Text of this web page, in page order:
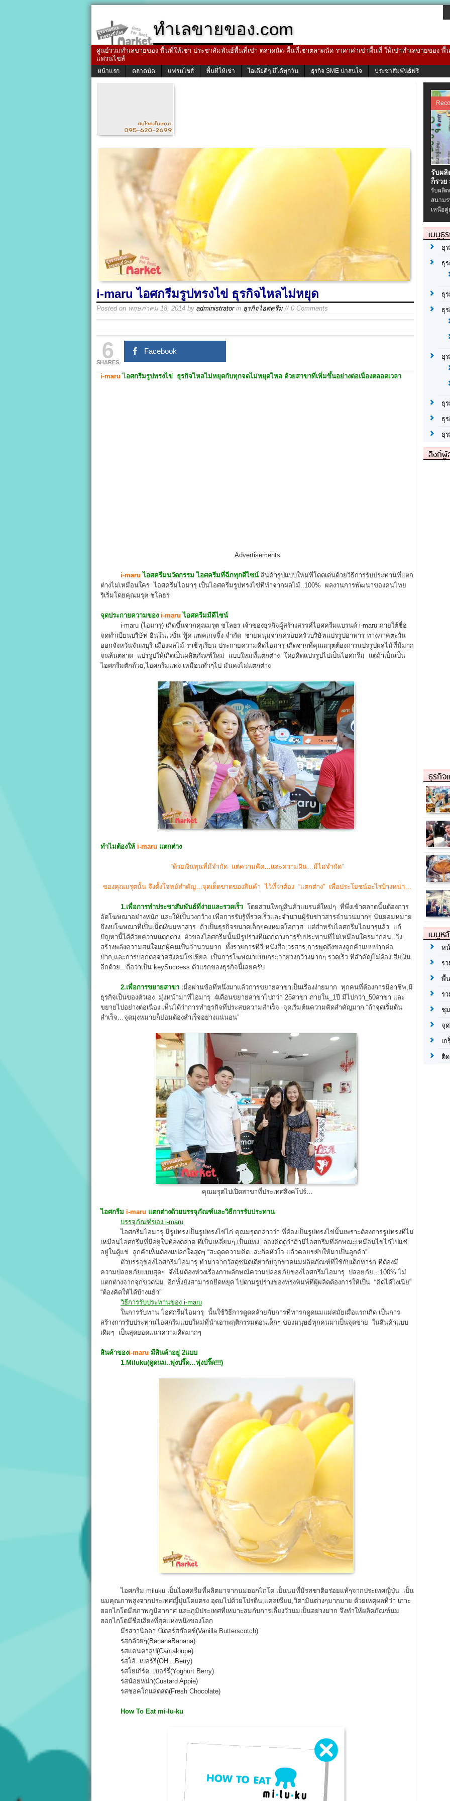
ทำเลขายของ.com
ศูนย์รวมทำเลขายของ พื้นที่ให้เช่า ประชาสัมพันธ์พื้นที่เช่า ตลาดนัด พื้นที่เช่าตลาดนัด ราคาค่าเช่าพื้นที่ ให้เช่าทำเลขายของ
แฟรนไชส์
หน้าแรก ตลาดนัด แฟรนไชส์ พื้นที่ให้เช่า ไอเดียดีๆ มีได้ทุกวัน ธุรกิจ SME น่าสนใจ ประชาสัมพันธ์ฟรี
i-maru ไอศกรีมรูปทรงไข่ ธุรกิจไหลไม่หยุด
Posted on พฤษภาคม 18, 2014 by administratorin ธุรกิจไอศครีม // 0 Comments
6
SHARES
Facebook
i-maru ไอศกรีมรูปทรงไข่ ธุรกิจไหลไม่หยุดกับทุกจดไม่หยุดไหล ด้วยสาขาที่เพิ่มขึ้นอย่างต่อเนื่องตลอดเวลา
Advertisements
i-maru ไอศครีมนวัตกรรม ไอศครีมที่ฉีกทุกดีไซน์ สินค้ารูปแบบใหม่ที่โดดเด่นด้วยวิธีการรับประทานที่แตก
ต่างไม่เหมือนใคร ไอศครีมไอมารุ เป็นไอศครีมรูปทรงไข่ที่ทำจากผลไม้..100% ผลงานการพัฒนาของคนไทย
ริเริ่มโดยคุณมรุต ชโลธร
จุดประกายความของ i-maru ไอศครีมมีดีไซน์
i-maru (ไอมารุ) เกิดขึ้นจากคุณมรุต ชโลธร เจ้าของธุรกิจผู้สร้างสรรค์ไอศครีมแบรนด์ i-maru ภายใต้ชื่อ
จดทำเบียนบริษัท อินโนเวชั่น ฟู้ด แพคเกจจิ้ง จำกัด ชายหนุ่มจากครอบครัวบริษัทแปรรูปอาหาร ทางภาคตะวัน
ออกจังหวันจันทบุรี เมืองผลไม้ ราชีทุเรียน ประกายความคิดไอมารุ เกิดจากที่คุณมรุตต้องการแปรรูปผลไม้ที่มีมาก
จนล้นตลาด แปรรูปให้เกิดเป็นผลิตภัณฑ์ใหม่ แบบใหม่ที่แตกต่าง โดยคิดแปรรูปไปเป็นไอศกรีม แต่ถ้าเป็นเป็น
ไอศกรีมตักถ้วย,ไอศกรีมแท่ง เหมือนทั่วๆไป มันคงไม่แตกต่าง
ทำไมต้องให้ i-maru แตกต่าง
“ด้วยเงินทุนที่มีจำกัด แต่ความคิด…และความฝัน…มีไม่จำกัด”
ของคุณมรุตนั้น จึงตั้งโจทย์สำคัญ…จุดเด็ดขาดของสินค้า ไว้ที่ว่าต้อง “แตกต่าง” เพื่อประโยชน์อะไรบ้างหน่า…
1.เพื่อการทำประชาสัมพันธ์ที่ง่ายและรวดเร็ว โดยส่วนใหญ่สินค้าแบรนด์ใหม่ๆ ที่พึ่งเข้าตลาดนั้นต้องการ
อัดโฆษณาอย่างหนัก และให้เป็นวงกว้าง เพื่อการรับรู้ที่รวดเร็วและจำนวนผู้รับข่าวสารจำนวนมากๆ นั่นย่อมหมาย
ถึงงบโฆษณาที่เป็นเม็ดเงินมหาสาร ถ้าเป็นธุรกิจขนาดเล็กๆคงหมดโอกาส แต่สำหรับไอศกรีมไอมารุแล้ว แก้
ปัญหานี้ได้ด้วยความแตกต่าง ตัวของไอศกรีมนั้นมีรูปร่างที่แตกต่างการรับประทานที่ไม่เหมือนใครมาก่อน จึง
สร้างพลังความสนใจแก่ผู้คนเป็นจำนวนมาก ทั้งรายการทีวี,หนังสือ,วรสาร,การพูดถึงของลูกค้าแบบปากต่อ
ปาก,และการบอกต่อจาดสังคมโซเชียล เป็นการโฆษณาแบบกระจายวงกว้างมากๆ รวดเร็ว ที่สำคัญไม่ต้องเสียเงิน
อีกด้วย.. ถือว่าเป็น keySuccess ตัวแรกของธุรกิจนี้เลยครับ
2.เพื่อการขยายสาขา เมื่อผ่านข้อที่หนึ่งมาแล้วการขยายสาขาเป็นเรื่องง่ายมาก ทุกคนที่ต้องการมีอาชีพ,มี
ธุรกิจเป็นของตัวเอง มุ่งหน้ามาที่ไอมารุ 4เดือนขยายสาขาไปกว่า 25สาขา ภายใน_1ปี มีไปกว่า_50สาขา และ
ขยายไปอย่างต่อเนื่อง เห็นได้ว่าการทำธุรกิจที่ประสบความสำเร็จ จุดเริ่มต้นความคิดสำคัญมาก “ถ้าจุดเริ่มต้น
สำเร็จ…จุดมุ่งหมายก็ย่อมต้องสำเร็จอย่างแน่นอน”
คุณมรุตไปเปิดสาขาที่ประเทศสิงคโปร์…
ไอศกรีม i-maru แตกต่างด้วยบรรจุภัณฑ์และวิธีการรับประทาน
บรรจุภัณฑ์ของ i-maru
ไอศกรีมไอมารุ มีรูปทรงเป็นรูปทรงไข่ไก่ คุณมรุตกล่าวว่า ที่ต้องเป็นรูปทรงไข่นั้นเพราะต้องการรูปทรงที่ไม่
เหมือนไอศกรีมที่มีอยู่ในท้องตลาด ที่เป็นเหลี่ยมๆ,เป็นแทง ลองคิดดูว่าถ้ามีไอศกรีมที่ลักษณะเหมือนไข่ไก่ไปแช่
อยู่ในตู้แช่ ลูกค้าเห็นต้องแปลกใจสุดๆ “สะดุดความคิด..สะกิดหัวใจ แล้วคอยขยับให้มาเป็นลูกค้า”
ตัวบรรจุของไอศกรีมไอมารุ ทำมาจากวัสดุชนิดเดียวกับจุกขวดนมผลิตภัณฑ์ที่ใช้กับเด็กทารก ที่ต้องมี
ความปลอยภัยแบบสุดๆ จึงไม่ต้องห่วงเรื่องภาพลักษณ์ความปลอยภัยของไอศกรีมไอมารุ ปลอยภัย…100% ไม่
แตกต่างจากจุกขวดนม อีกทั้งยังสามารถยืดหยุด ไปตามรูปร่างของทรงพิมพ์ที่ผู้ผลิตต้องการให้เป็น “คิดได้ไงเนี่ย”
“ต้องคิดให้ได้บ้างแย้ว”
วิธีการรับประทานของ i-maru
ในการรับทาน ไอศกรีมไอมารุ นั้นใช้วิธีการดูดคล้ายกับการที่ทารกดูดนมแม่สมัยเมื่อแรกเกิด เป็นการ
สร้างการรับประทานไอศกรีมแบบใหม่ที่นำเอาพฤติกรรมตอนเด็กๆ ของมนุษย์ทุกคนมาเป็นจุดขาย ในสินค้าแบบ
เดิมๆ เป็นสุดยอดแนวความคิดมากๆ
สินค้าของi-maru มีสินค้าอยู่ 2แบบ
1.Miluku(ดูดนม..พุ่งปรี๊ด…พุ่งปรี๊ด!!!)
ไอศกรีม miluku เป็นไอศครีมที่ผลิตมาจากนมฮอกไกโด เป็นนมที่มีรสชาติอร่อยแท้ๆจากประเทศญี่ปุ่น เป็น
นมคุณภาพสูงจากประเทศญี่ปุ่นโดยตรง อุดมไปด้วยโปรตีน,แคลเซียม,วิตามินต่างๆมากมาย ด้วยเหตุผลที่ว่า เกาะ
ฮอกไกโดมีสภาพภูมิอากาศ และภูมิประเทศที่เหมาะสมกับการเลี้ยงวัวนมเป็นอย่างมาก จึงทำให้ผลิตภัณฑ์นม
ฮอกไกโดมีชื่อเสียงที่สุดแห่งหนึ่งของโลก
มีรสวานิลลา บัเตอร์สก๊อตช์(Vanilla Butterscotch)
รสกล้วยๆ(BananaBanana)
รสแคนตาลูป(Cantaloupe)
รสโอ้..เบอร์รี่(OH…Berry)
รสโยเกิร์ต..เบอร์รี่(Yoghurt Berry)
รสน้อยหน่า(Custard Appie)
รสชอคโกแลตสด(Fresh Chocolate)
How To Eat mi-lu-ku
รับผลิ
ก็รว
รับผลิ
สนาม
เหนือคู่
เมนูธุ
ธุ
ธุ
ธุ
ธุ
ธุ
ธุ
ธุ
ธุ
ลิงก์
ธุรกิจ
เมนูห
ห
ร
พื้
ร
ชุ
จุ
เ
ติ